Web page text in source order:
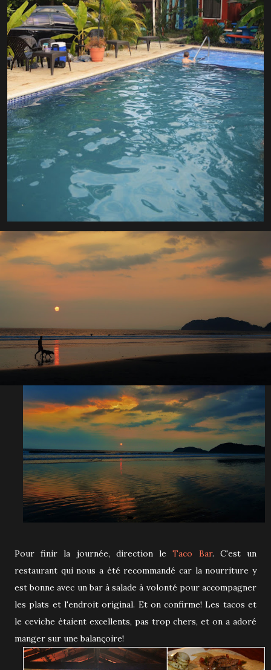
Pour finir la journée, direction leTaco Bar. C'est un
restaurant qui nous a été recommandé car la nourriture y
est bonne avec un bar à salade à volonté pour accompagner
les plats et l'endroit original. Et on confirme! Les tacos et
le ceviche étaient excellents, pas trop chers, et on a adoré
manger sur une balançoire!